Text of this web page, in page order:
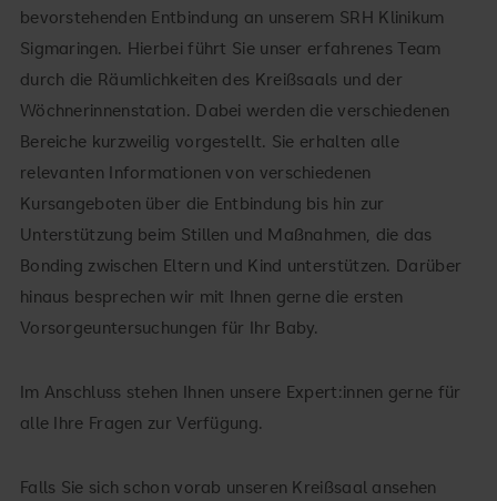
bevorstehenden Entbindung an unserem SRH Klinikum
Sigmaringen. Hierbei führt Sie unser erfahrenes Team
durch die Räumlichkeiten des Kreißsaals und der
Wöchnerinnenstation. Dabei werden die verschiedenen
Bereiche kurzweilig vorgestellt. Sie erhalten alle
relevanten Informationen von verschiedenen
Kursangeboten über die Entbindung bis hin zur
Unterstützung beim Stillen und Maßnahmen, die das
Bonding zwischen Eltern und Kind unterstützen. Darüber
hinaus besprechen wir mit Ihnen gerne die ersten
Vorsorgeuntersuchungen für Ihr Baby.
Im Anschluss stehen Ihnen unsere Expert:innen gerne für
alle Ihre Fragen zur Verfügung.
Falls Sie sich schon vorab unseren Kreißsaal ansehen